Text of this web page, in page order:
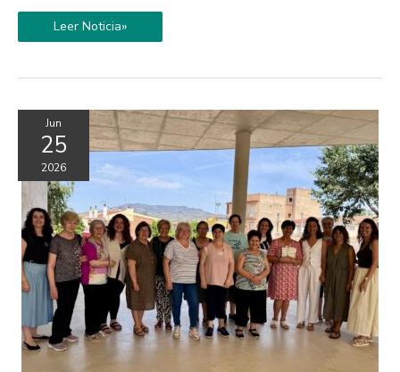
Leer Noticia»
Jun
25
2026